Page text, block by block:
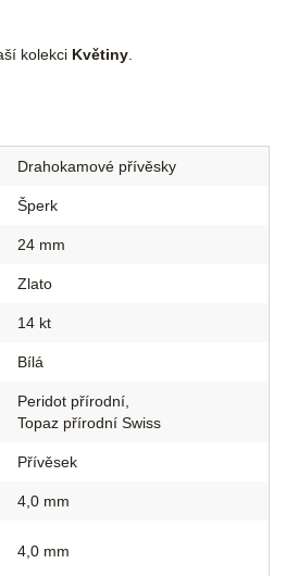
kolekci Květiny
Drahokamové přívěsky
Šperk
24 mm
Zlato
14 kt
Bílá
Peridot přírodní
Topaz přírodní Swiss
Přívěsek
4,0 mm
4,0 mm